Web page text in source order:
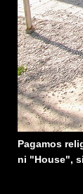
Pagamos
ni "House",